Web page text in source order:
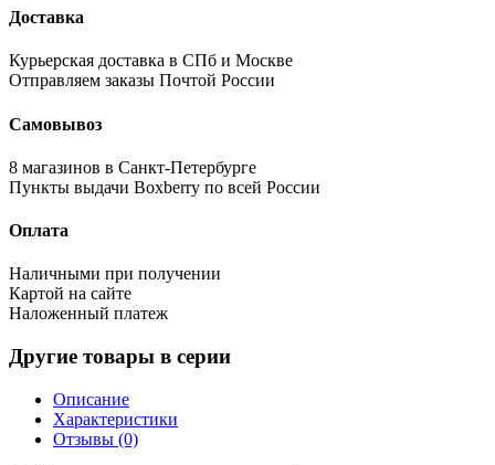
Доставка
Курьерская доставка в СПб и Москве
Отправляем заказы Почтой России
Самовывоз
8 магазинов в Санкт-Петербурге
Пункты выдачи Boxberry по всей России
Оплата
Наличными при получении
Картой на сайте
Наложенный платеж
Другие товары в серии
Описание
Характеристики
Отзывы (0)